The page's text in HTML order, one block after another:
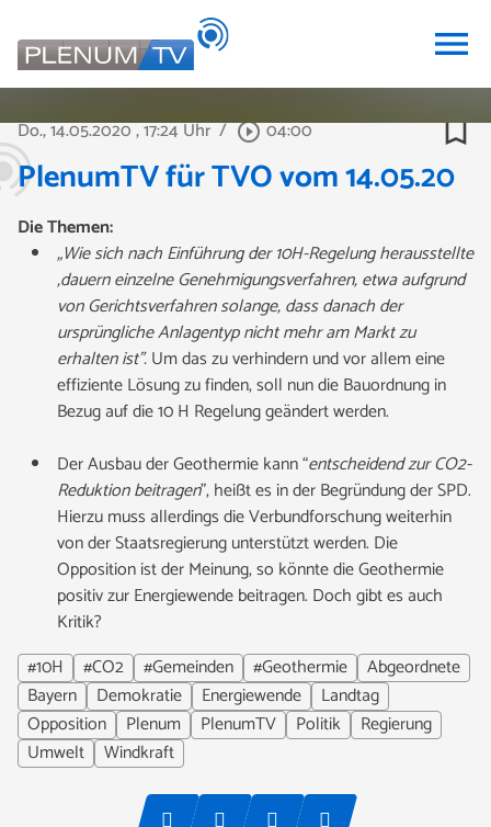
menu
Do., 14.05.2020, 17:24 Uhr / play_circle_outline04:00 bookmark_border
PlenumTV für TVO vom 14.05.20
Die Themen:
„Wie sich nach Einführung der 10H-Regelungherausstellte
,dauerneinzelne Genehmigungsverfahren, etwa aufgrund
von Gerichtsverfahren solange,dass danach der
ursprüngliche Anlagentyp nicht mehr am Markt zu
erhalten ist”.Um das zu verhindern und vor allem eine
effiziente Lösung zu finden, soll nun die Bauordnung in
Bezug auf die 10 H Regelung geändert werden.
Der Ausbau der Geothermiekann “entscheidend zur CO2-
Reduktion beitragen”,heißt es in der Begründungder SPD.
Hierzu muss allerdings die Verbundforschung weiterhin
von der Staatsregierungunterstützt werden. Die
Opposition ist der Meinung,so könnte die Geothermie
positivzur Energiewende beitragen. Doch gibt es auch
Kritik?
#10H
#CO2 #Gemeinden #Geothermie
Abgeordnete
Bayern
Demokratie Energiewende
Landtag
Opposition
Plenum PlenumTV Politik
Regierung
Umwelt
Windkraft